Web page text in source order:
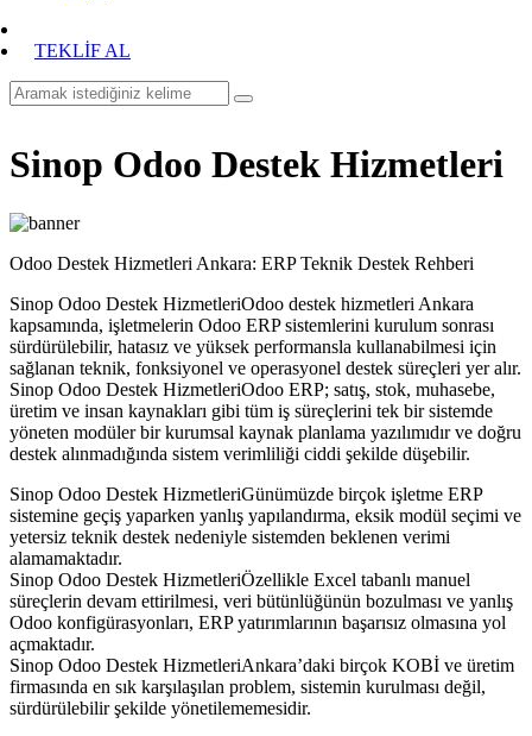
TEKLİF AL
Sinop Odoo Destek Hizmetleri
Odoo Destek Hizmetleri Ankara: ERP Teknik Destek Rehberi
Sinop Odoo Destek HizmetleriOdoo destek hizmetleri Ankara
kapsamında, işletmelerin Odoo ERP sistemlerini kurulum sonrası
sürdürülebilir, hatasız ve yüksek performansla kullanabilmesi için
sağlanan teknik, fonksiyonel ve operasyonel destek süreçleri yer alır.
Sinop Odoo Destek HizmetleriOdoo ERP; satış, stok, muhasebe,
üretim ve insan kaynakları gibi tüm iş süreçlerini tek bir sistemde
yöneten modüler bir kurumsal kaynak planlama yazılımıdır ve doğru
destek alınmadığında sistem verimliliği ciddi şekilde düşebilir.
Sinop Odoo Destek HizmetleriGünümüzde birçok işletme ERP
sistemine geçiş yaparken yanlış yapılandırma, eksik modül seçimi ve
yetersiz teknik destek nedeniyle sistemden beklenen verimi
alamamaktadır.
Sinop Odoo Destek HizmetleriÖzellikle Excel tabanlı manuel
süreçlerin devam ettirilmesi, veri bütünlüğünün bozulması ve yanlış
Odoo konfigürasyonları, ERP yatırımlarının başarısız olmasına yol
açmaktadır.
Sinop Odoo Destek HizmetleriAnkara’daki birçok KOBİ ve üretim
firmasında en sık karşılaşılan problem, sistemin kurulması değil,
sürdürülebilir şekilde yönetilememesidir.